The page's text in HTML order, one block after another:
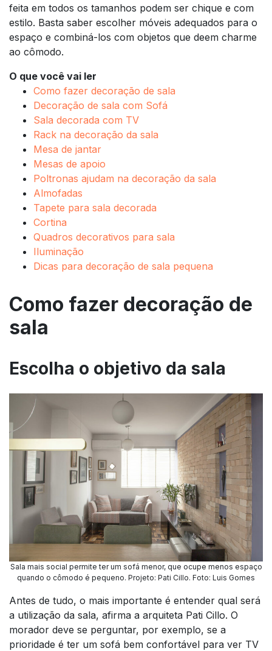
feita em todos os tamanhos podem ser chique e com
estilo. Basta saber escolher móveis adequados para o
espaço e combiná-los com objetos que deem charme
ao cômodo.
O que você vai ler
Como fazer decoração de sala
Decoração de sala com Sofá
Sala decorada com TV
Rack na decoração da sala
Mesa de jantar
Mesas de apoio
Poltronas ajudam na decoração da sala
Almofadas
Tapete para sala decorada
Cortina
Quadros decorativos para sala
Iluminação
Dicas para decoração de sala pequena
Como fazer decoração de
sala
Escolha o objetivo da sala
Sala mais social permite ter um sofá menor, que ocupe menos espaço
quando o cômodo é pequeno. Projeto: Pati Cillo. Foto: Luis Gomes
Antes de tudo, o mais importante é entender qual será
a utilização da sala, afirma a arquiteta Pati Cillo. O
morador deve se perguntar, por exemplo, se a
prioridade é ter um sofá bem confortável para ver TV